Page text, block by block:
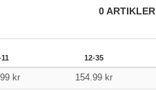
0ARTIKLER
12-35
kr 154.99 kr